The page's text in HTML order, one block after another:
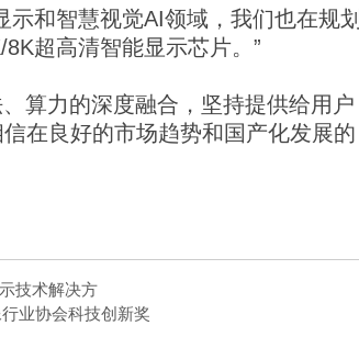
和智慧视觉AI领域，我们也在规划
超高清智能显示芯片。”
算力的深度融合，坚持提供给用户
在良好的市场趋势和国产化发展的
技术解决方
业协会科技创新奖